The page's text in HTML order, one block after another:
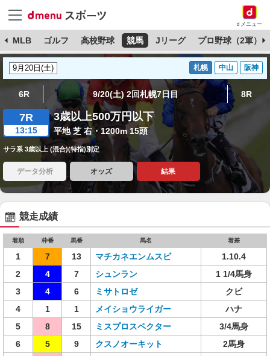
dメニュー
MLB ゴルフ 高校野球 競馬 Jリーグ プロ野球（2軍）
札幌 中山 阪神
6R 9/20(土) 2回札幌7日目 8R
7R
13:15
3歳以上500万円以下
平地 芝 右・1200m 15頭
サラ系 3歳以上 (混合)(特指)別定
データ分析 オッズ 結果
競走成績
着順 枠番 馬番 馬名 着差
1 7 13 マチカネエンムスビ
1.10.4
2
4 7 シュンラン
1 1/4馬身
3
4 6 ミサトロゼ
クビ
4
1 1 メイショウライガー
ハナ
5
8 15 ミスプロスペクター
3/4馬身
6
5 9 クスノオーキット
2馬身